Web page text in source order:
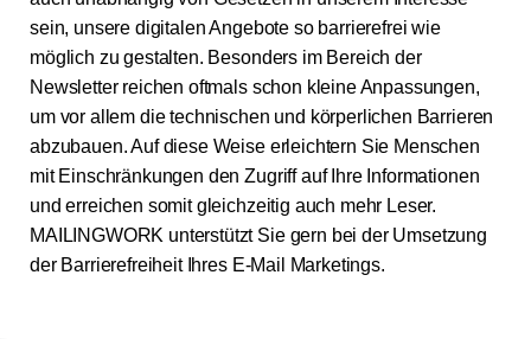
sein, unsere digitalen Angebote so barrierefrei wie
möglich zu gestalten. Besonders im Bereich der
Newsletter reichen oftmals schon kleine Anpassungen,
um vor allem die technischen und körperlichen Barrieren
abzubauen. Auf diese Weise erleichtern Sie Menschen
mit Einschränkungen den Zugriff auf Ihre Informationen
und erreichen somit gleichzeitig auch mehr Leser.
MAILINGWORK unterstützt Sie gern bei der Umsetzung
der Barrierefreiheit Ihres E-Mail Marketings.